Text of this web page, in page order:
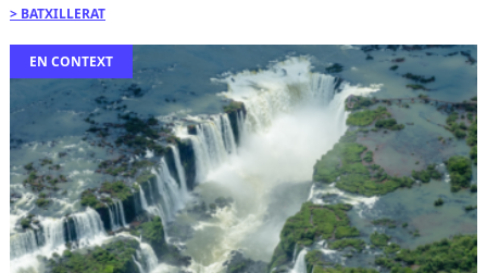
BATXILLERAT
EN CONTEXT